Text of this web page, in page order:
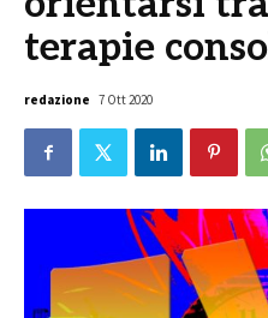
terapie
redazione 7 Ott 2020